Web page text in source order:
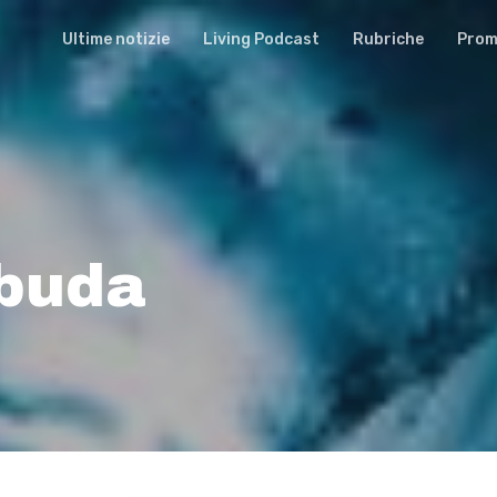
Ultime notizie Living Podcast Rubriche